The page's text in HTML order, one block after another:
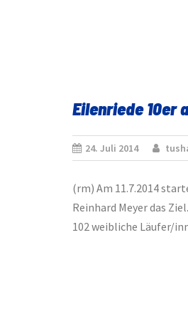
Eilenriede 10er
24. Juli 2014
(rm) Am 11.7.2014
Reinhard Meyer das
102 weibliche Läufer/